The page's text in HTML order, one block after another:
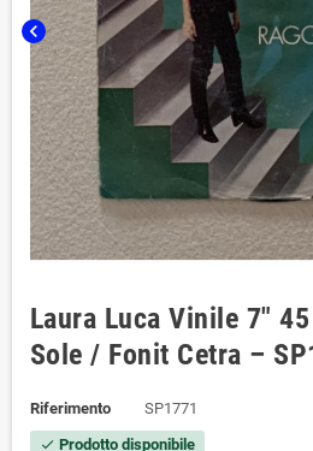
chevron_left
Laura Luca Vinile 7"
Sole / Fonit Cetra –
Riferimento SP1771
check Prodotto disponibile